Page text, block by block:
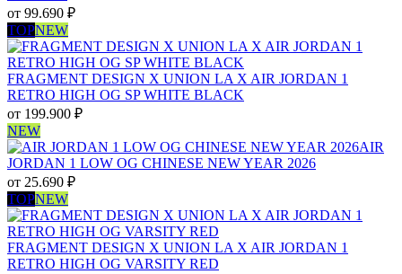
от 99.690 ₽
TOPNEW
FRAGMENT DESIGN X UNION LA X AIR JORDAN 1
RETRO HIGH OG SP WHITE BLACK
от 199.900 ₽
NEW
AIR
JORDAN 1 LOW OG CHINESE NEW YEAR 2026
от 25.690 ₽
TOPNEW
FRAGMENT DESIGN X UNION LA X AIR JORDAN 1
RETRO HIGH OG VARSITY RED